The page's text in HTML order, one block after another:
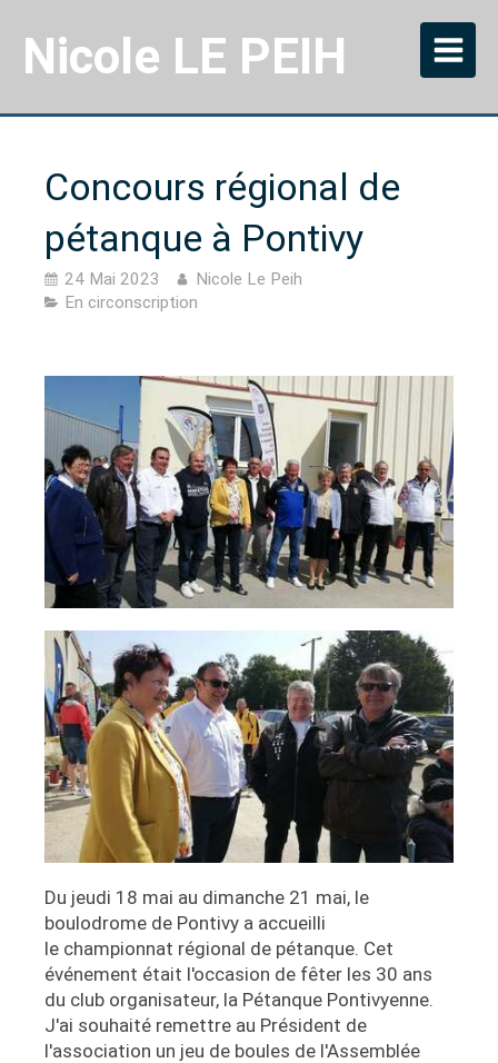
Nicole LE PEIH
Concours régional de
pétanque à Pontivy
24 Mai 2023
Nicole Le Peih
En circonscription
Du jeudi 18 mai au dimanche 21 mai, le
boulodrome de Pontivy a accueilli
le championnat régional de pétanque. Cet
événement était l'occasion de fêter les 30 ans
du club organisateur, la Pétanque Pontivyenne.
J'ai souhaité remettre au Président de
l'association un jeu de boules de l'Assemblée